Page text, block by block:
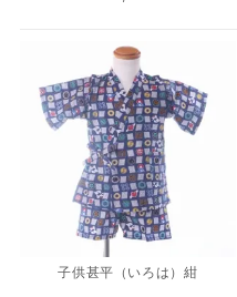
子供甚平（いろは）紺